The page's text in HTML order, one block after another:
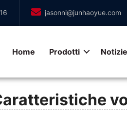
jasonni@junhaoyue.com
Home Prodotti Notizie